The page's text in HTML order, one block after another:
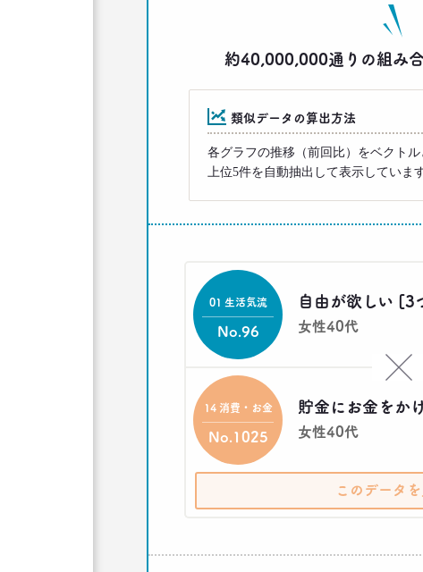
約40,000,000通りの組み
類似データの算出方法
各グラフの推移（前回比）をベクト
上位5件を自動抽出して表示していま
自由が欲しい [3
女性40代
01 生活気流
No.96
貯金にお金をか
女性40代
14 消費・お金
No.1025
このデータを